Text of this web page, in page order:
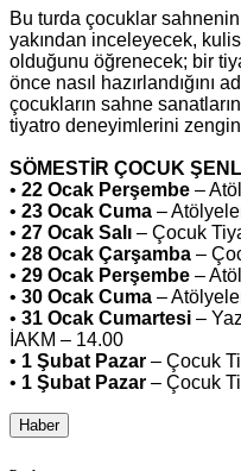
Bu turda çocuklar
yakından inceleyecek,
olduğunu öğrenecek; bir
önce nasıl hazırlandığını
çocukların sahne
tiyatro deneyimlerini
SÖMESTİR ÇOCUK
• 22 Ocak Perşembe –
• 23 Ocak Cuma –
• 27 Ocak Salı – Çocuk
• 28 Ocak Çarşamba –
• 29 Ocak Perşembe –
• 30 Ocak Cuma –
• 31 Ocak Cumartesi –
İAKM – 14.00
• 1 Şubat Pazar – Çocuk
• 1 Şubat Pazar – Çocuk
Haber